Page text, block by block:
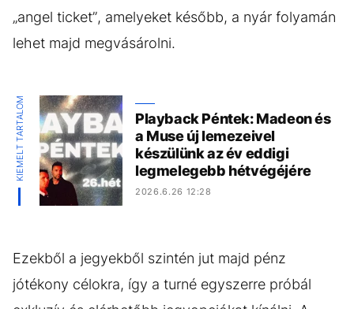
„angel ticket”, amelyeket később, a nyár folyamán
lehet majd megvásárolni.
KIEMELT TARTALOM
Playback Péntek: Madeon és
a Muse új lemezeivel
készülünk az év eddigi
legmelegebb hétvégéjére
2026.6.26 12:28
Ezekből a jegyekből szintén jut majd pénz
jótékony célokra, így a turné egyszerre próbál